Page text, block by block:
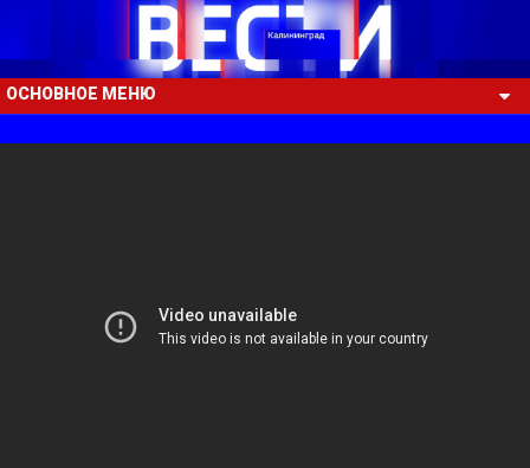
ОСНОВНОЕ МЕНЮ